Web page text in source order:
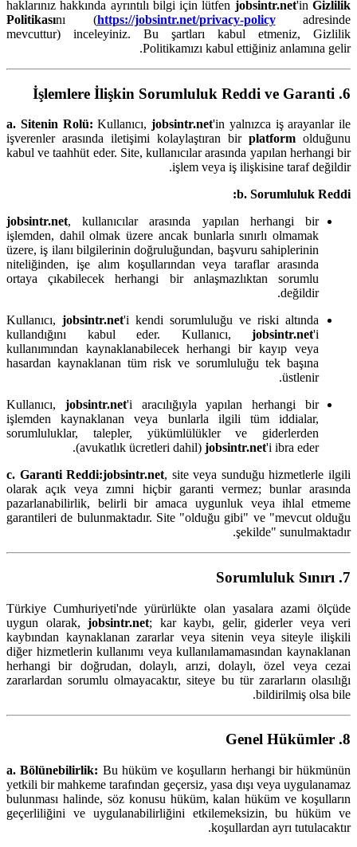
haklarınız hakkında ayrıntılı bilgi için lütfen jobsintr.net'inGizlilik
Politikasını (https://jobsintr.net/privacy-policyadresinde
mevcuttur) inceleyiniz. Bu şartları kabul etmeniz, Gizlilik
Politikamızı kabul ettiğiniz anlamına gelir.
6. İşlemlere İlişkin Sorumluluk Reddi ve Garanti
a. Sitenin Rolü: Kullanıcı, jobsintr.net'in yalnızca iş arayanlar ile
işverenler arasında iletişimi kolaylaştıran bir platform olduğunu
kabul ve taahhüt eder. Site, kullanıcılar arasında yapılan herhangi bir
işlem veya iş ilişkisine taraf değildir.
b. Sorumluluk Reddi:
jobsintr.net, kullanıcılar arasında yapılan herhangi bir
işlemden, dahil olmak üzere ancak bunlarla sınırlı olmamak
üzere, iş ilanı bilgilerinin doğruluğundan, başvuru sahiplerinin
niteliğinden, işe alım koşullarından veya taraflar arasında
ortaya çıkabilecek herhangi bir anlaşmazlıktan sorumlu
değildir.
Kullanıcı, jobsintr.net'i kendi sorumluluğu ve riski altında
kullandığını kabul eder. Kullanıcı, jobsintr.net'i
kullanımından kaynaklanabilecek herhangi bir kayıp veya
hasardan kaynaklanan tüm risk ve sorumluluğu tek başına
üstlenir.
Kullanıcı, jobsintr.net'i aracılığıyla yapılan herhangi bir
işlemden kaynaklanan veya bunlarla ilgili tüm iddialar,
sorumluluklar, talepler, yükümlülükler ve giderlerden
(avukatlık ücretleri dahil) jobsintr.net'i ibra eder.
c. Garanti Reddi:jobsintr.net, site veya sunduğu hizmetlerle ilgili
olarak açık veya zımni hiçbir garanti vermez; bunlar arasında
pazarlanabilirlik, belirli bir amaca uygunluk veya ihlal etmeme
garantileri de bulunmaktadır. Site "olduğu gibi" ve "mevcut olduğu
şekilde" sunulmaktadır.
7. Sorumluluk Sınırı
Türkiye Cumhuriyeti'nde yürürlükte olan yasalara azami ölçüde
uygun olarak, jobsintr.net; kar kaybı, gelir, giderler veya veri
kaybından kaynaklanan zararlar veya sitenin veya siteyle ilişkili
diğer hizmetlerin kullanımı veya kullanılamamasından kaynaklanan
herhangi bir doğrudan, dolaylı, arızi, dolaylı, özel veya cezai
zararlardan sorumlu olmayacaktır, siteye bu tür zararların olasılığı
bildirilmiş olsa bile.
8. Genel Hükümler
a. Bölünebilirlik: Bu hüküm ve koşulların herhangi bir hükmünün
yetkili bir mahkeme tarafından geçersiz, yasa dışı veya uygulanamaz
bulunması halinde, söz konusu hüküm, kalan hüküm ve koşulların
geçerliliğini ve uygulanabilirliğini etkilemeksizin, bu hüküm ve
koşullardan ayrı tutulacaktır.